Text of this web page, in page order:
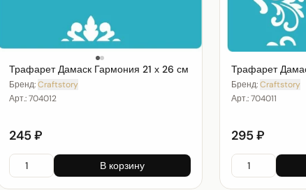
Трафарет Дамаск Гармония 21 х 26 см
Бренд:Craftstory
Арт.:704012
245 ₽
В корзину
Трафарет
Бренд:Craftstory
Арт.:704011
295 ₽